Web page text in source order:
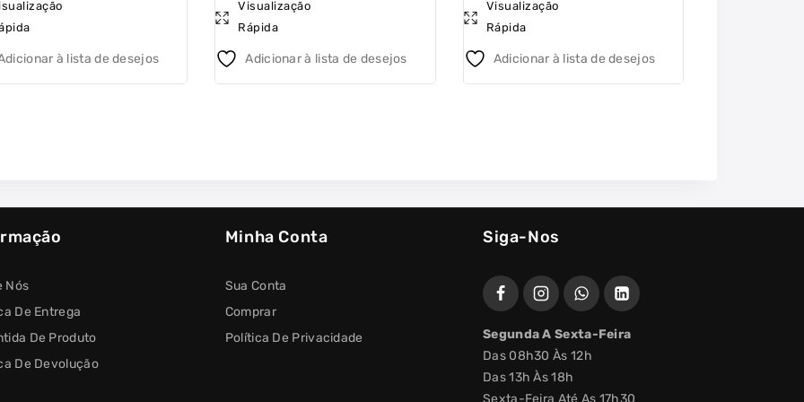
à lista de desejos
Visualização
Rápida
Adicionar à lista de desejos
Visualização
Rápida
Adicionar à lista de desejos
Nós
De Entrega
De Produto
De Devolução
Minha Conta
Sua Conta
Comprar
Política De Privacidade
Siga-Nos
Segunda A Sexta-Feira
Das 08h30 Às 12h
Das 13h Às 18h
Sexta-Feira Até As 17h30